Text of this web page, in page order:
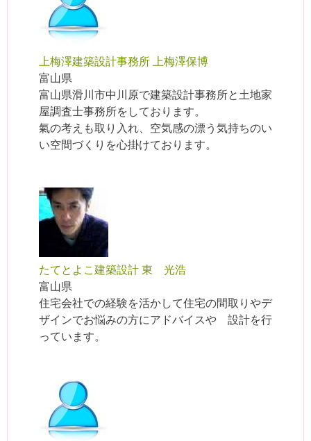
上梅澤建築設計事務所 上梅澤保博
富山県
富山県滑川市中川原で建築設計事務所と土地家
屋調査士事務所をしております。
氣の考えも取り入れ、空気感の漂う気持ちのい
い空間づくりを心掛けております。
たてとよこ建築設計 東 光浩
富山県
住宅会社での経験を活かして住宅の間取りやデ
ザインでお悩みの方にアドバイスや 設計を行
っています。